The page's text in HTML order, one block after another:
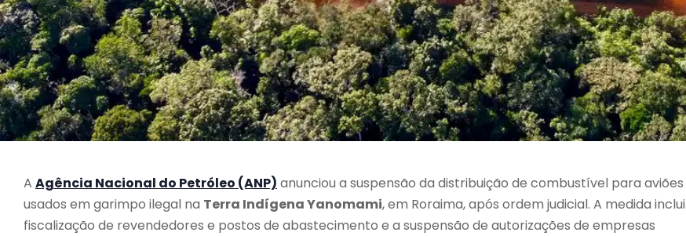
A Agência Nacional do Petróleo (ANP) anunciou a suspensão da distribuição de combustível para aviões
usados em garimpo ilegal na Terra Indígena Yanomami, em Roraima, após ordem judicial. A medida inclui
fiscalização de revendedores e postos de abastecimento e a suspensão de autorizações de empresas